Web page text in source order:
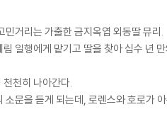
민거리는 가출한 금지옥엽 외동딸 뮤리.
일행에게 맡기고 딸을 찾아 십수 년
천히 나아간다.
문을 듣게 되는데, 로렌스와 호로가